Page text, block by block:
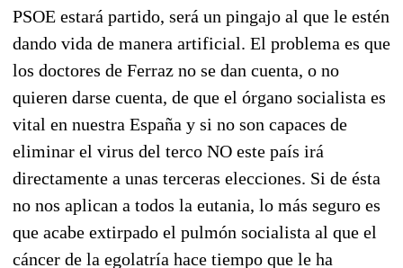
PSOE estará partido, será un pingajo al que le estén
dando vida de manera artificial. El problema es que
los doctores de Ferraz no se dan cuenta, o no
quieren darse cuenta, de que el órgano socialista es
vital en nuestra España y si no son capaces de
eliminar el virus del terco NO este país irá
directamente a unas terceras elecciones. Si de ésta
no nos aplican a todos la eutania, lo más seguro es
que acabe extirpado el pulmón socialista al que el
cáncer de la egolatría hace tiempo que le ha